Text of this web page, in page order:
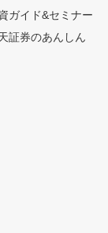
ガイド&セミナー
証券のあんしん